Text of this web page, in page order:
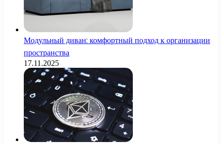
Модульный диван: комфортный подход к организации
пространства
17.11.2025